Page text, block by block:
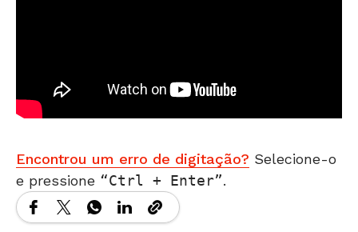
Encontrou um erro de digitação? Selecione-o
e pressione
Ctrl + Enter .